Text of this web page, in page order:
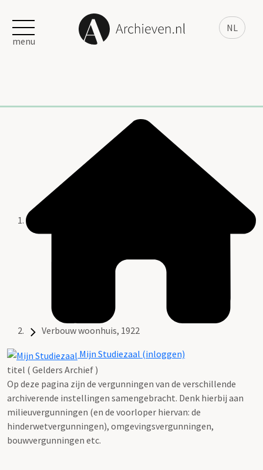
NL
menu
Verbouw woonhuis, 1922
Mijn Studiezaal (inloggen)
titel ( Gelders Archief )
Op deze pagina zijn de vergunningen van de verschillende
archiverende instellingen samengebracht. Denk hierbij aan
milieuvergunningen (en de voorloper hiervan: de
hinderwetvergunningen), omgevingsvergunningen,
bouwvergunningen etc.